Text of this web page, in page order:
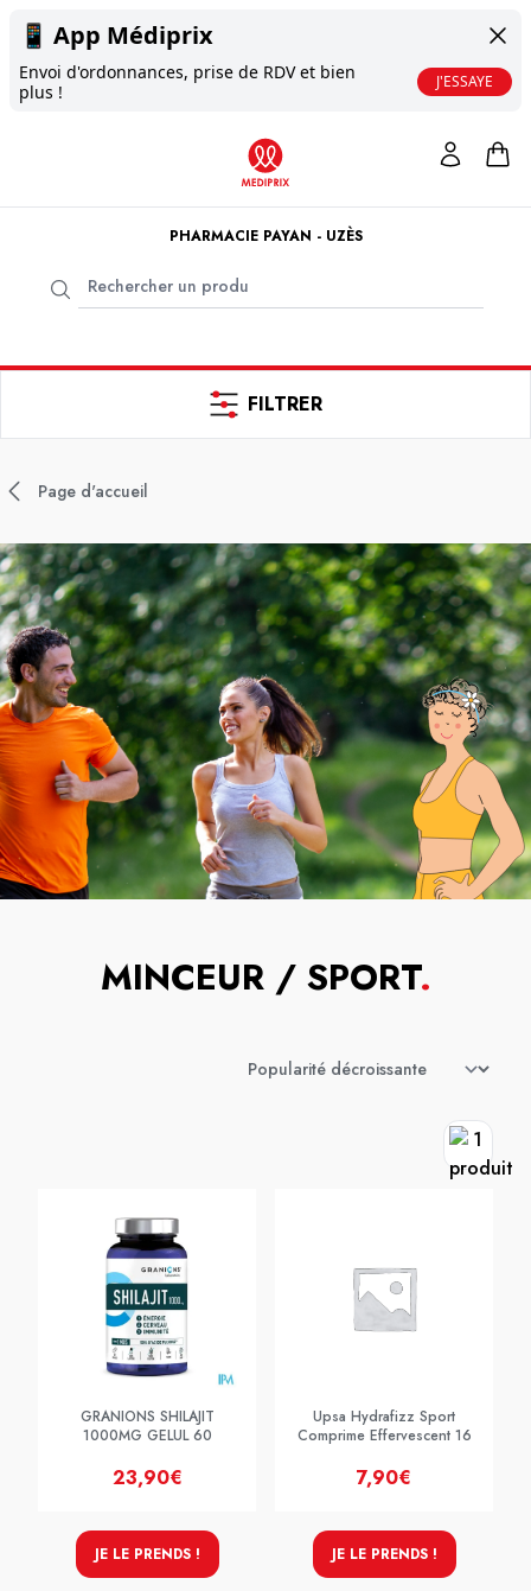
📱 App Médiprix
Envoi d'ordonnances, prise de RDV et bien
plus !
J'ESSAYE
PHARMACIE PAYAN - UZÈS
FILTRER
Page d'accueil
MINCEUR / SPORT.
GRANIONS SHILAJIT
1000MG GELUL 60
23,90€
JE LE PRENDS !
Upsa Hydrafizz Sport
Comprime Effervescent 16
7,90€
JE LE PRENDS !